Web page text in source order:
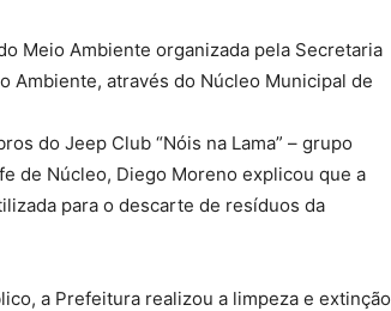
Meio Ambiente organizada pela Secretaria
Ambiente, através do Núcleo Municipal de
do Jeep Club “Nóis na Lama” – grupo
de Núcleo, Diego Moreno explicou que a
para o descarte de resíduos da
a Prefeitura realizou a limpeza e extinção